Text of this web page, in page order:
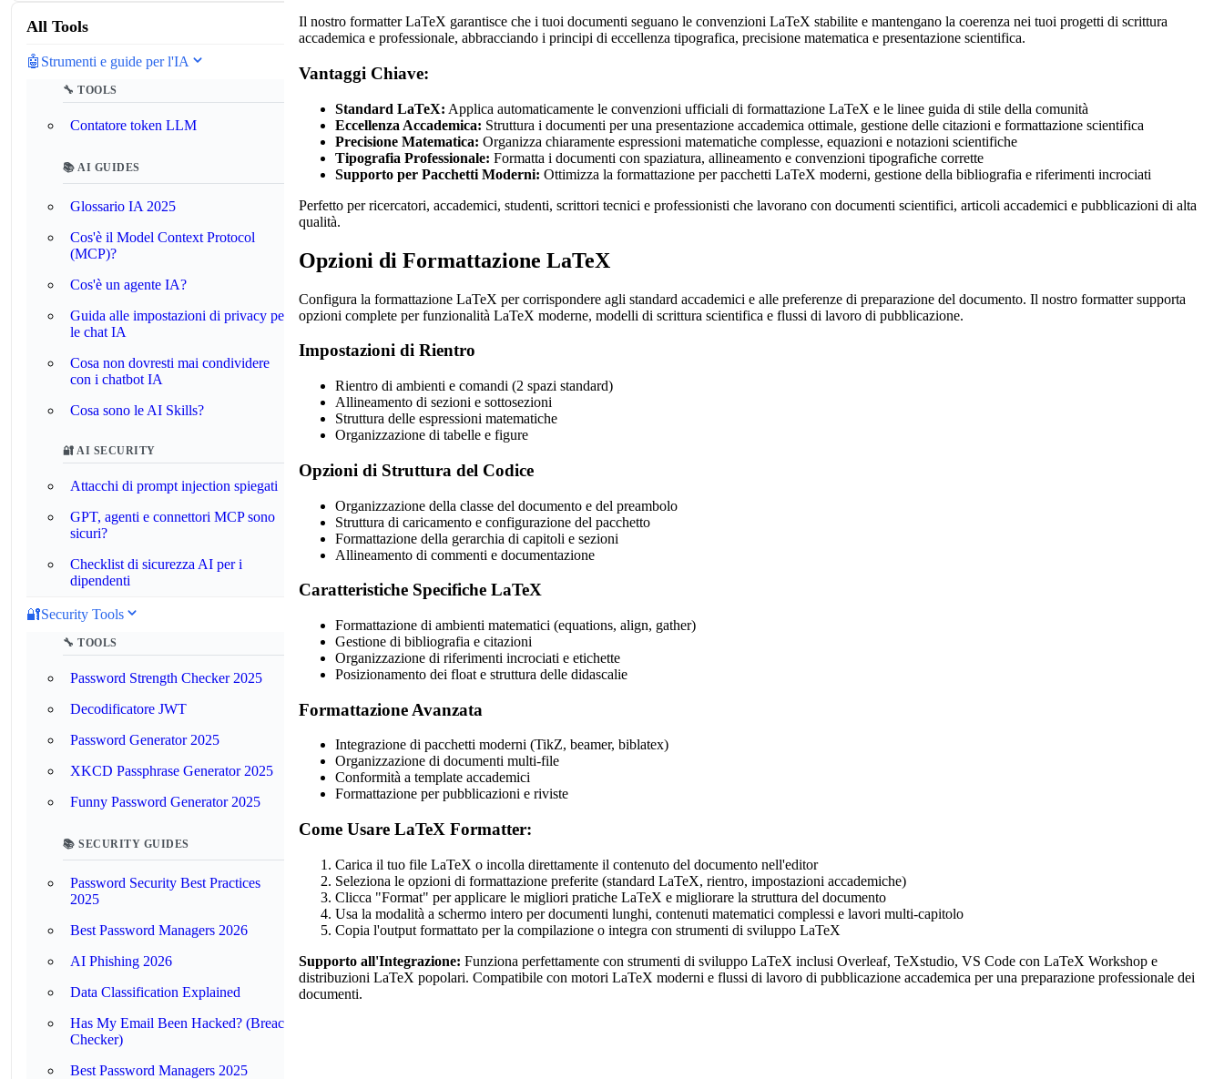
All Tools
🤖 Strumenti e guide per l'IA
🔧 TOOLS
Contatore token LLM
📚 AI GUIDES
Glossario IA 2025
Cos'è il Model Context Protocol
(MCP)?
Cos'è un agente IA?
Guida alle impostazioni di privacy per
le chat IA
Cosa non dovresti mai condividere
con i chatbot IA
Cosa sono le AI Skills?
🔐 AI SECURITY
Attacchi di prompt injection spiegati
GPT, agenti e connettori MCP sono
sicuri?
Checklist di sicurezza AI per i
dipendenti
🔐Security Tools
🔧 TOOLS
Password Strength Checker 2025
Decodificatore JWT
Password Generator 2025
XKCD Passphrase Generator 2025
Funny Password Generator 2025
📚 SECURITY GUIDES
Password Security Best Practices
2025
Best Password Managers 2026
AI Phishing 2026
Data Classification Explained
Has My Email Been Hacked? (Breach
Checker)
Best Password Managers 2025
Il nostro formatter LaTeX garantisce che i tuoi documenti seguano le convenzioni LaTeX stabilite e mantengano la coerenza nei tuoi progetti di scrittura
accademica e professionale, abbracciando i principi di eccellenza tipografica, precisione matematica e presentazione scientifica.
Vantaggi Chiave:
Standard LaTeX: Applica automaticamente le convenzioni ufficiali di formattazione LaTeX e le linee guida di stile della comunità
Eccellenza Accademica: Struttura i documenti per una presentazione accademica ottimale, gestione delle citazioni e formattazione scientifica
Precisione Matematica: Organizza chiaramente espressioni matematiche complesse, equazioni e notazioni scientifiche
Tipografia Professionale: Formatta i documenti con spaziatura, allineamento e convenzioni tipografiche corrette
Supporto per Pacchetti Moderni: Ottimizza la formattazione per pacchetti LaTeX moderni, gestione della bibliografia e riferimenti incrociati
Perfetto per ricercatori, accademici, studenti, scrittori tecnici e professionisti che lavorano con documenti scientifici, articoli accademici e pubblicazioni di alta
qualità.
Opzioni di Formattazione LaTeX
Configura la formattazione LaTeX per corrispondere agli standard accademici e alle preferenze di preparazione del documento. Il nostro formatter supporta
opzioni complete per funzionalità LaTeX moderne, modelli di scrittura scientifica e flussi di lavoro di pubblicazione.
Impostazioni di Rientro
Rientro di ambienti e comandi (2 spazi standard)
Allineamento di sezioni e sottosezioni
Struttura delle espressioni matematiche
Organizzazione di tabelle e figure
Opzioni di Struttura del Codice
Organizzazione della classe del documento e del preambolo
Struttura di caricamento e configurazione del pacchetto
Formattazione della gerarchia di capitoli e sezioni
Allineamento di commenti e documentazione
Caratteristiche Specifiche LaTeX
Formattazione di ambienti matematici (equations, align, gather)
Gestione di bibliografia e citazioni
Organizzazione di riferimenti incrociati e etichette
Posizionamento dei float e struttura delle didascalie
Formattazione Avanzata
Integrazione di pacchetti moderni (TikZ, beamer, biblatex)
Organizzazione di documenti multi-file
Conformità a template accademici
Formattazione per pubblicazioni e riviste
Come Usare LaTeX Formatter:
Carica il tuo file LaTeX o incolla direttamente il contenuto del documento nell'editor
Seleziona le opzioni di formattazione preferite (standard LaTeX, rientro, impostazioni accademiche)
Clicca "Format" per applicare le migliori pratiche LaTeX e migliorare la struttura del documento
Usa la modalità a schermo intero per documenti lunghi, contenuti matematici complessi e lavori multi-capitolo
Copia l'output formattato per la compilazione o integra con strumenti di sviluppo LaTeX
Supporto all'Integrazione: Funziona perfettamente con strumenti di sviluppo LaTeX inclusi Overleaf, TeXstudio, VS Code con LaTeX Workshop e
distribuzioni LaTeX popolari. Compatibile con motori LaTeX moderni e flussi di lavoro di pubblicazione accademica per una preparazione professionale dei
documenti.